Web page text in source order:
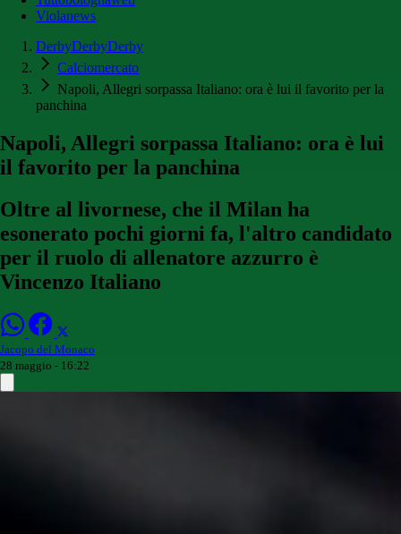
Violanews
DerbyDerbyDerby
Calciomercato
Napoli, Allegri sorpassa Italiano: ora è lui il favorito per la
panchina
Napoli, Allegri sorpassa Italiano: ora è lui
il favorito per la panchina
Oltre al livornese, che il Milan ha
esonerato pochi giorni fa, l'altro candidato
per il ruolo di allenatore azzurro è
Vincenzo Italiano
Jacopo del Monaco
28 maggio - 16:22